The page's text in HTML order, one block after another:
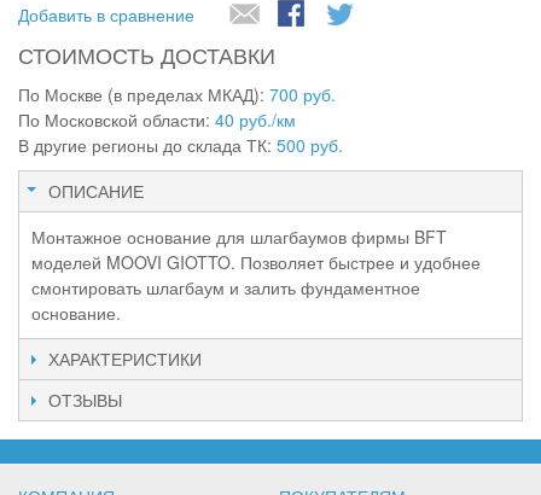
Добавить в сравнение
СТОИМОСТЬ ДОСТАВКИ
По Москве (в пределах МКАД): 700 руб.
По Московской области: 40 руб./км
В другие регионы до склада ТК: 500 руб.
ОПИСАНИЕ
Монтажное основание для шлагбаумов фирмы BFT
моделей MOOVI GIOTTO. Позволяет быстрее и удобнее
смонтировать шлагбаум и залить фундаментное
основание.
ХАРАКТЕРИСТИКИ
ОТЗЫВЫ